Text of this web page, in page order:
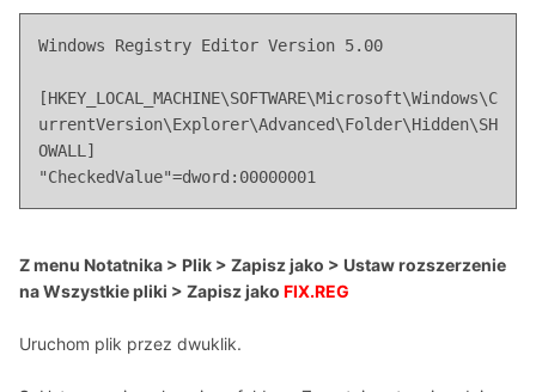
Windows Registry Editor Version 5.00
[HKEY_LOCAL_MACHINE\SOFTWARE\Microsoft\Windows\C
urrentVersion\Explorer\Advanced\Folder\Hidden\SH
OWALL]
"CheckedValue"=dword:00000001
Z menu Notatnika > Plik > Zapisz jako > Ustaw rozszerzenie
na Wszystkie pliki > Zapisz jako FIX.REG
Uruchom plik przez dwuklik.